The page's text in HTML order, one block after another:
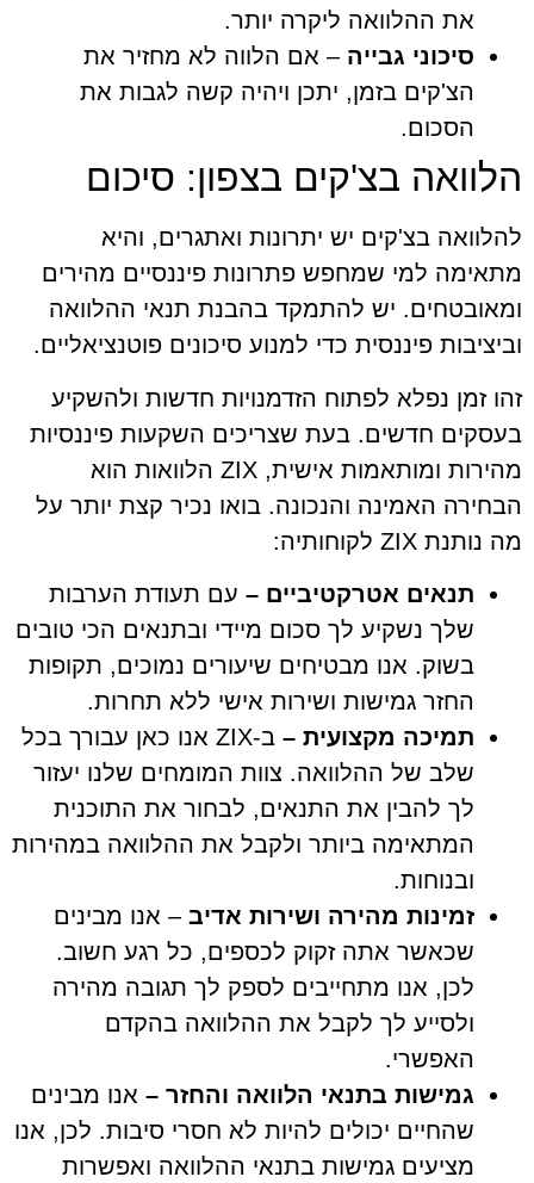
את ההלוואה ליקרה יותר.
סיכוני גבייה– אם הלווה לא מחזיר את
הצ'קים בזמן, יתכן ויהיה קשה לגבות את
הסכום.
הלוואה בצ'קים בצפון: סיכום
להלוואה בצ'קים יש יתרונות ואתגרים, והיא
מתאימה למי שמחפש פתרונות פיננסיים מהירים
ומאובטחים. יש להתמקד בהבנת תנאי ההלוואה
וביציבות פיננסית כדי למנוע סיכונים פוטנציאליים.
זהו זמן נפלא לפתוח הזדמנויות חדשות ולהשקיע
בעסקים חדשים. בעת שצריכים השקעות פיננסיות
מהירות ומותאמות אישית, ZIX הלוואות הוא
הבחירה האמינה והנכונה. בואו נכיר קצת יותר על
מה נותנת ZIX לקוחותיה:
תנאים אטרקטיביים – עם תעודת הערבות
שלך נשקיע לך סכום מיידי ובתנאים הכי טובים
בשוק. אנו מבטיחים שיעורים נמוכים, תקופות
החזר גמישות ושירות אישי ללא תחרות.
תמיכה מקצועית –
ב-ZIX אנו כאן עבורך בכל
שלב של ההלוואה. צוות המומחים שלנו יעזור
לך להבין את התנאים, לבחור את התוכנית
המתאימה ביותר ולקבל את ההלוואה במהירות
ובנוחות.
זמינות מהירה ושירות אדיב– אנו מבינים
שכאשר אתה זקוק לכספים, כל רגע חשוב.
לכן, אנו מתחייבים לספק לך תגובה מהירה
ולסייע לך לקבל את ההלוואה בהקדם
האפשרי.
גמישות בתנאי הלוואה והחזר – אנו מבינים
שהחיים יכולים להיות לא חסרי סיבות. לכן, אנו
מציעים גמישות בתנאי ההלוואה ואפשרות